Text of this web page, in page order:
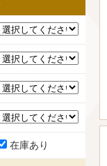
在庫あり